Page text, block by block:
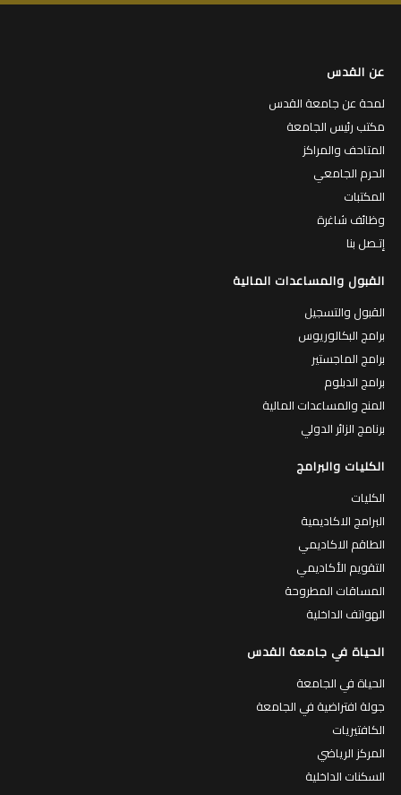
عن القدس
لمحة عن جامعة القدس
مكتب رئيس الجامعة
المتاحف والمراكز
الحرم الجامعي
المكتبات
وظائف شاغرة
إتـصل بنا
القبول والمساعدات المالية
القبول والتسجيل
برامج البكالوريوس
برامج الماجستير
برامج الدبلوم
المنح والمساعدات المالية
برنامج الزائر الدولي
الكليات والبرامج
الكليات
البرامج الاكاديمية
الطاقم الاكاديمي
التقويم الأكاديمي
المساقات المطروحة
الهواتف الداخلية
الحياة في جامعة القدس
الحياة في الجامعة
جولة افتراضية في الجامعة
الكافتيريات
المركز الرياضي
السكنات الداخلية